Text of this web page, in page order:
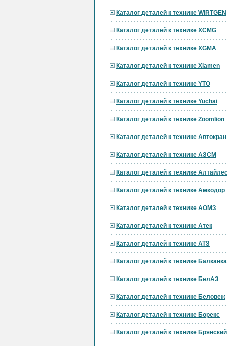
Каталог деталей к технике WIRTGEN
Каталог деталей к технике XCMG
Каталог деталей к технике XGMA
Каталог деталей к технике Xiamen
Каталог деталей к технике YTO
Каталог деталей к технике Yuchai
Каталог деталей к технике Zoomlion
Каталог деталей к технике Автокран
Каталог деталей к технике АЗСМ
Каталог деталей к технике
Каталог деталей к технике Амкодор
Каталог деталей к технике АОМЗ
Каталог деталей к технике Атек
Каталог деталей к технике АТЗ
Каталог деталей к технике
Каталог деталей к технике БелАЗ
Каталог деталей к технике Беловеж
Каталог деталей к технике Борекс
Каталог деталей к технике